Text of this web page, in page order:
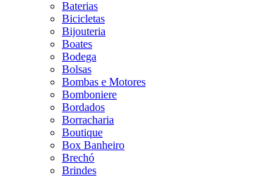
Baterias
Bicicletas
Bijouteria
Boates
Bodega
Bolsas
Bombas e Motores
Bomboniere
Bordados
Borracharia
Boutique
Box Banheiro
Brechó
Brindes